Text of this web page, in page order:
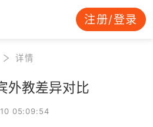
注册/登录
详情
外教差异对比
05:09:54